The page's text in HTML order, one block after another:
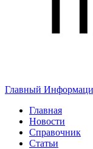
Главный
Главная
Новости
Справочник
Статьи